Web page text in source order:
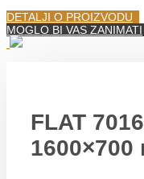
DETALJI O PROIZVODU
MOGLO BI VAS ZANIMATI
FLAT
1600×700